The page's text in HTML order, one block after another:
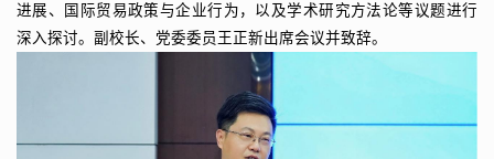
进展、国际贸易政策与企业行为，以及学术研究方法论等议题进行
深入探讨。副校长、党委委员王正新出席会议并致辞。